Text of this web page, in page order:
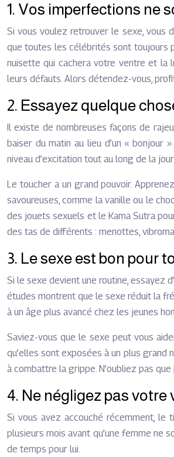
1. Vos imperfections ne
Si vous voulez retrouver le sexe, vous
que toutes les célébrités sont toujours
nuisette qui cachera votre ventre et la
leurs défauts. Alors détendez-vous,
2. Essayez quelque
Il existe de nombreuses façons de
baiser du matin au lieu d’un « bonjour
niveau d’excitation tout au long de la
Le toucher a un grand pouvoir.
savoureuses, comme la vanille ou le
des jouets sexuels et le Kama Sutra
des tas de différents : menottes,
3. Le sexe est bon pour
Si le sexe devient une routine, essayez
études montrent que le sexe réduit la
à un âge plus avancé chez les jeunes
Saviez-vous que le sexe peut vous
qu’elles sont exposées à un plus grand
à combattre la grippe. N’oubliez pas
4. Ne négligez pas votre
Si vous avez accouché récemment,
plusieurs mois avant qu’une femme ne
de temps pour lui.